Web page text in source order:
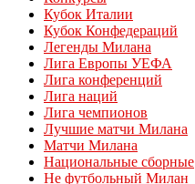
Кубок Италии
Кубок Конфедераций
Легенды Милана
Лига Европы УЕФА
Лига конференций
Лига наций
Лига чемпионов
Лучшие матчи Милана
Матчи Милана
Национальные сборные
Не футбольный Милан